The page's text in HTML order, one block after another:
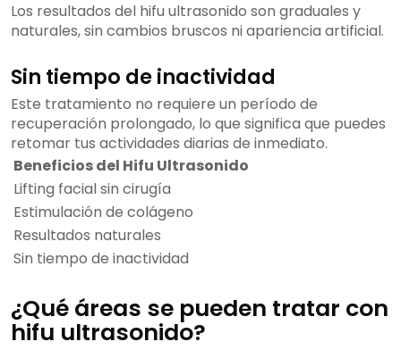
Los resultados del hifu ultrasonido son graduales y
naturales, sin cambios bruscos ni apariencia artificial.
Sin tiempo de inactividad
Este tratamiento no requiere un período de
recuperación prolongado, lo que significa que puedes
retomar tus actividades diarias de inmediato.
Beneficios del Hifu Ultrasonido
Lifting facial sin cirugía
Estimulación de colágeno
Resultados naturales
Sin tiempo de inactividad
¿Qué áreas se pueden tratar con
hifu ultrasonido?